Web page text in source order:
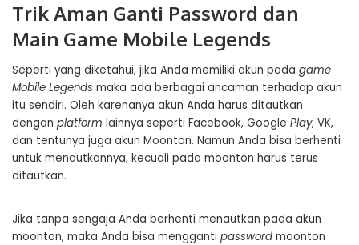
Trik Aman Ganti Password dan
Main Game Mobile Legends
Seperti yang diketahui, jika Anda memiliki akun pada game
Mobile Legends maka ada berbagai ancaman terhadap akun
itu sendiri. Oleh karenanya akun Anda harus ditautkan
dengan platform lainnya seperti Facebook, Google Play, VK,
dan tentunya juga akun Moonton. Namun Anda bisa berhenti
untuk menautkannya, kecuali pada moonton harus terus
ditautkan.
Jika tanpa sengaja Anda berhenti menautkan pada akun
moonton, maka Anda bisa mengganti password moonton